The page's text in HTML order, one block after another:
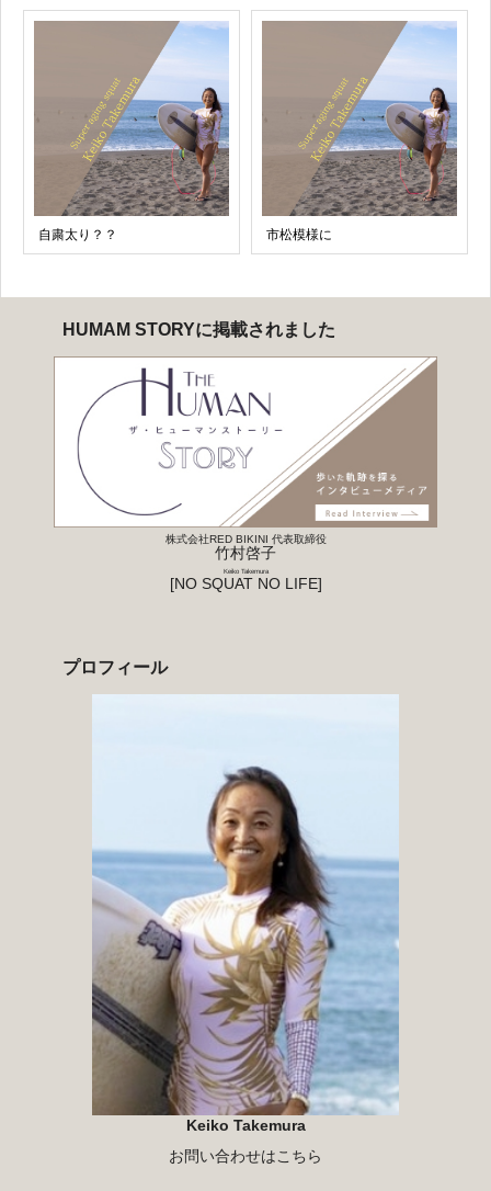
自粛太り？？ 市松模様に
HUMAM STORYに掲載されました
株式会社RED BIKINI 代表取締役
竹村啓子
Keiko Takemura
[NO SQUAT NO LIFE]
プロフィール
Keiko Takemura
お問い合わせはこちら